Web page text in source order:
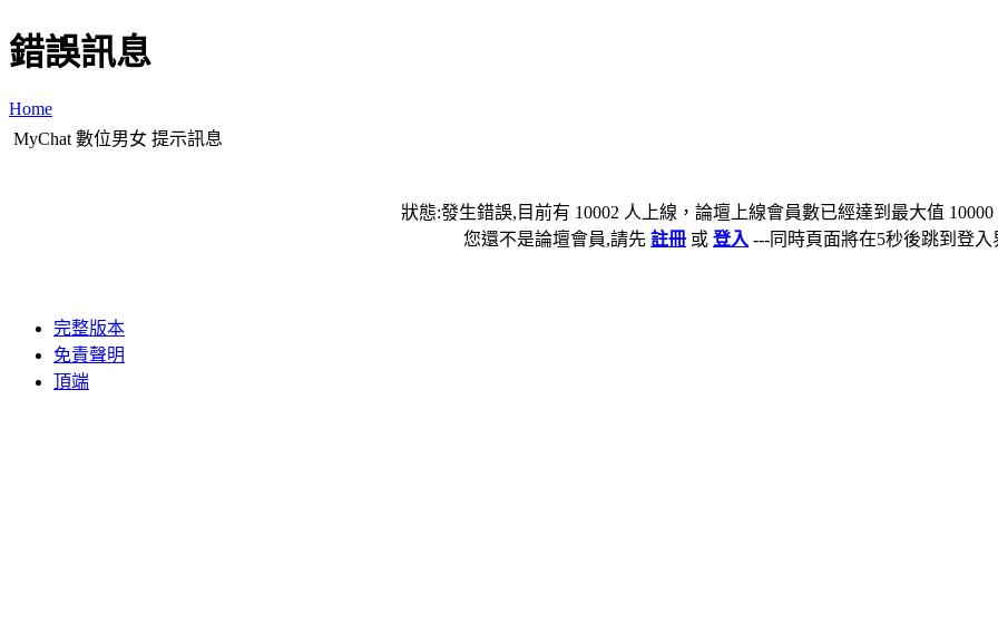
錯誤訊息
Home
MyChat 數位男女 提示訊息
狀態:發生錯誤,目前有 10002 人上線，論壇上線會員數已經達到最大值
您還不是論壇會員,請先 註冊 或 登入 ---同時頁面將在5秒後跳到登入
完整版本
免責聲明
頂端